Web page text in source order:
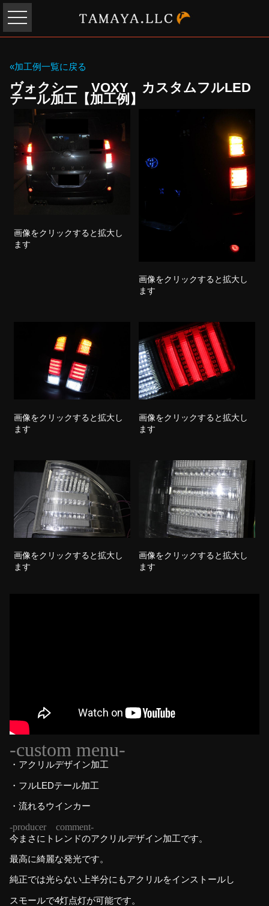
«加工例一覧に戻る
ヴォクシー VOXY カスタムフルLED
テール加工【加工例】
画像をクリックすると拡大し
ます
画像をクリックすると拡大し
ます
画像をクリックすると拡大し
ます
画像をクリックすると拡大し
ます
画像をクリックすると拡大し
ます
画像をクリックすると拡大し
ます
-custom menu-
・アクリルデザイン加工
・フルLEDテール加工
・流れるウインカー
-producer comment-
今まさにトレンドのアクリルデザイン加工です。
最高に綺麗な発光です。
純正では光らない上半分にもアクリルをインストールし
スモールで4灯点灯が可能です。